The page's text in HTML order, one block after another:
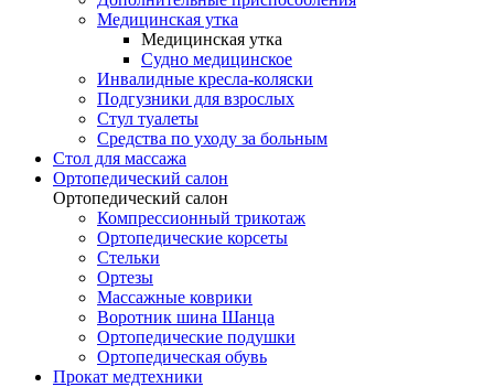
Медицинская утка
Медицинская утка
Судно медицинское
Инвалидные кресла-коляски
Подгузники для взрослых
Стул туалеты
Средства по уходу за больным
Cтол для массажа
Ортопедический салон
Ортопедический салон
Компрессионный трикотаж
Ортопедические корсеты
Стельки
Ортезы
Массажные коврики
Воротник шина Шанца
Ортопедические подушки
Ортопедическая обувь
Прокат медтехники